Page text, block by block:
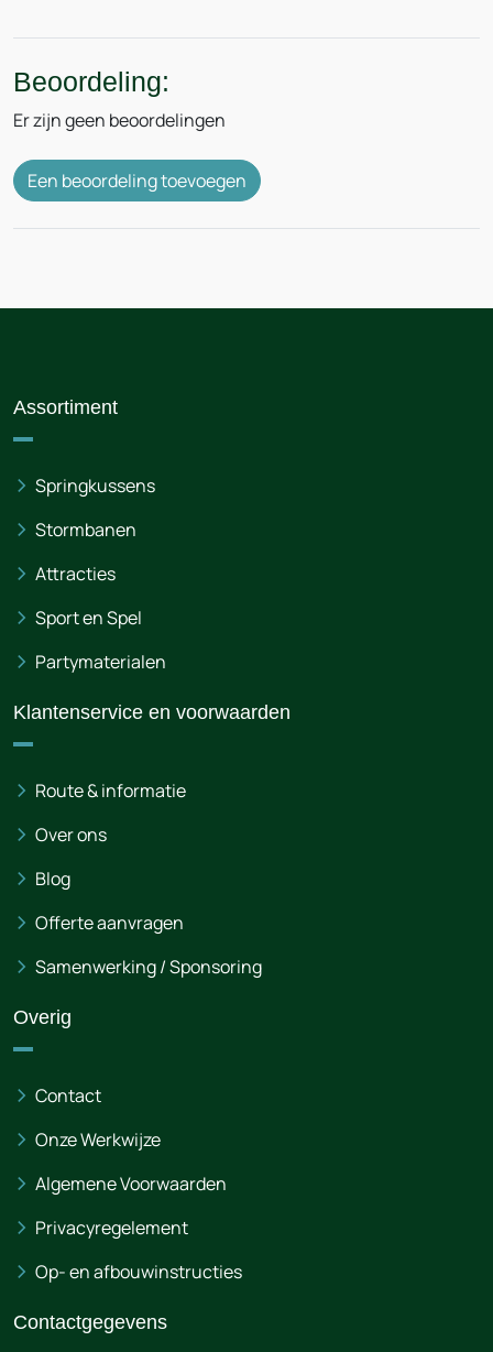
Beoordeling:
Er zijn geen beoordelingen
Een beoordeling toevoegen
Assortiment
Springkussens
Stormbanen
Attracties
Sport en Spel
Partymaterialen
Klantenservice en voorwaarden
Route & informatie
Over ons
Blog
Offerte aanvragen
Samenwerking / Sponsoring
Overig
Contact
Onze Werkwijze
Algemene Voorwaarden
Privacyregelement
Op- en afbouwinstructies
Contactgegevens